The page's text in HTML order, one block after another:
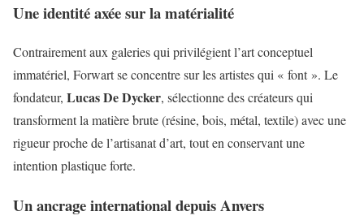
Une identité axée sur la matérialité
Contrairement aux galeries qui privilégient l’art conceptuel
immatériel, Forwart se concentre sur les artistes qui « font ». Le
fondateur, Lucas De Dycker, sélectionne des créateurs qui
transforment la matière brute (résine, bois, métal, textile) avec une
rigueur proche de l’artisanat d’art, tout en conservant une
intention plastique forte.
Un ancrage international depuis Anvers